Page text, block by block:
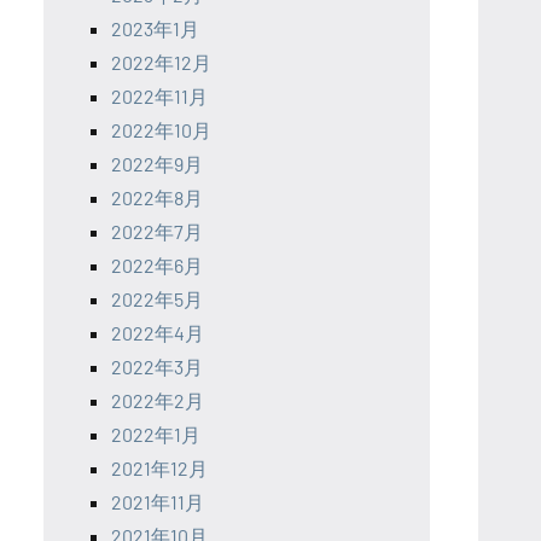
2023年1月
2022年12月
2022年11月
2022年10月
2022年9月
2022年8月
2022年7月
2022年6月
2022年5月
2022年4月
2022年3月
2022年2月
2022年1月
2021年12月
2021年11月
2021年10月